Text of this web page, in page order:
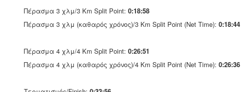
Πέρασμα 3 χλμ/3 Km Split Point: 0:18:58
Πέρασμα 3 χλμ (καθαρός χρόνος)/3 Km Split Point (Net Time): 0:18:44
Πέρασμα 4 χλμ/4 Km Split Point: 0:26:51
Πέρασμα 4 χλμ (καθαρός χρόνος)/4 Km Split Point (Net Time): 0:26:36